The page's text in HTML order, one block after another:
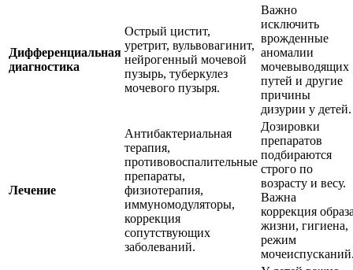
Дифференциальная
диагностика
Острый цистит,
уретрит, вульвовагинит,
нейрогенный мочевой
пузырь, туберкулез
мочевого пузыря.
Важно
исключить
врожденные
аномалии
мочевыводящих
путей и другие
причины
дизурии у детей.
Лечение
Антибактериальная
терапия,
противовоспалительные
препараты,
физиотерапия,
иммуномодуляторы,
коррекция
сопутствующих
заболеваний.
Дозировки
препаратов
подбираются
строго по
возрасту и весу.
Важна
коррекция
жизни, гигиена,
режим